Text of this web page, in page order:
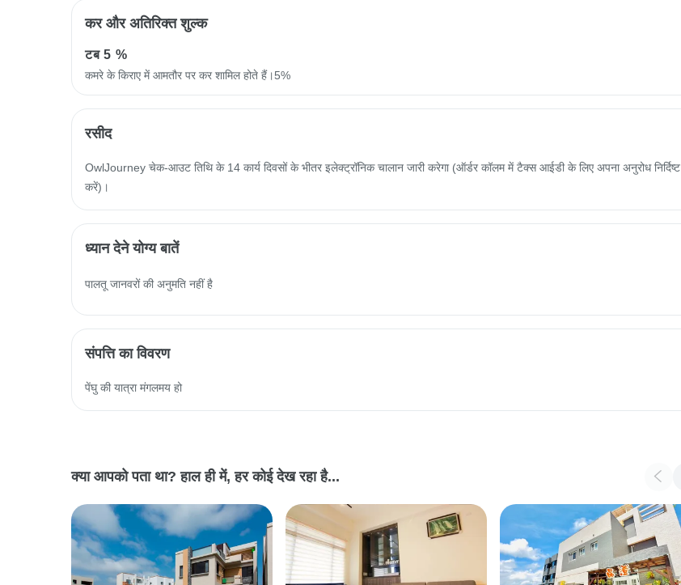
कर और अतिरिक्त शुल्क
टब5 %
कमरे के किराए में आमतौर पर कर शामिल होते हैं।5%
रसीद
OwlJourney चेक-आउट तिथि के 14 कार्य दिवसों के भीतर इलेक्ट्रॉनिक चालान जारी करेगा (ऑर्डर कॉलम में टैक्स आईडी के लिए अपना अनुरोध निर्दिष्ट
करें)।
ध्यान देने योग्य बातें
पालतू जानवरों की अनुमति नहीं है
संपत्ति का विवरण
पेंघु की यात्रा मंगलमय हो
क्या आपको पता था? हाल ही में, हर कोई देख रहा है...